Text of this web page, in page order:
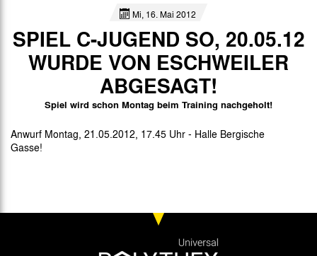
Mi, 16. Mai 2012
SPIEL C-JUGEND SO, 20.05.12
WURDE VON ESCHWEILER
ABGESAGT!
Spiel wird schon Montag beim Training nachgeholt!
Anwurf Montag, 21.05.2012, 17.45 Uhr - Halle Bergische
Gasse!